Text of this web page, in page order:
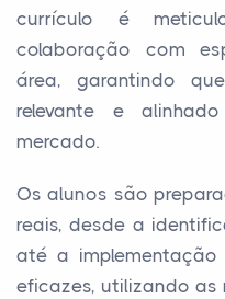
currículo é
colaboração com
área, garantindo
relevante e
mercado.
Os alunos são
reais, desde a
até a
eficazes, utilizando as